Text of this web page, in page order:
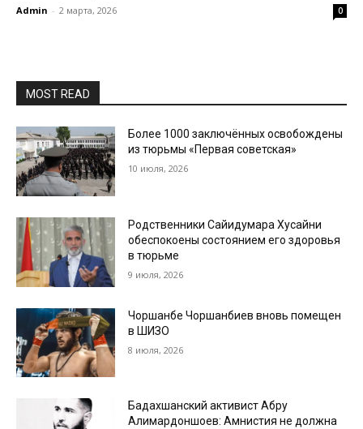
Admin - 2 марта, 2026 0
MOST READ
Более 1000 заключённых освобождены
из тюрьмы «Первая советская»
10 июля, 2026
Родственники Сайидумара Хусайни
обеспокоены состоянием его здоровья
в тюрьме
9 июля, 2026
Чоршанбе Чоршанбиев вновь помещен
в ШИЗО
8 июля, 2026
Бадахшанский активист Абру
Алимардоншоев: Амнистия не должна